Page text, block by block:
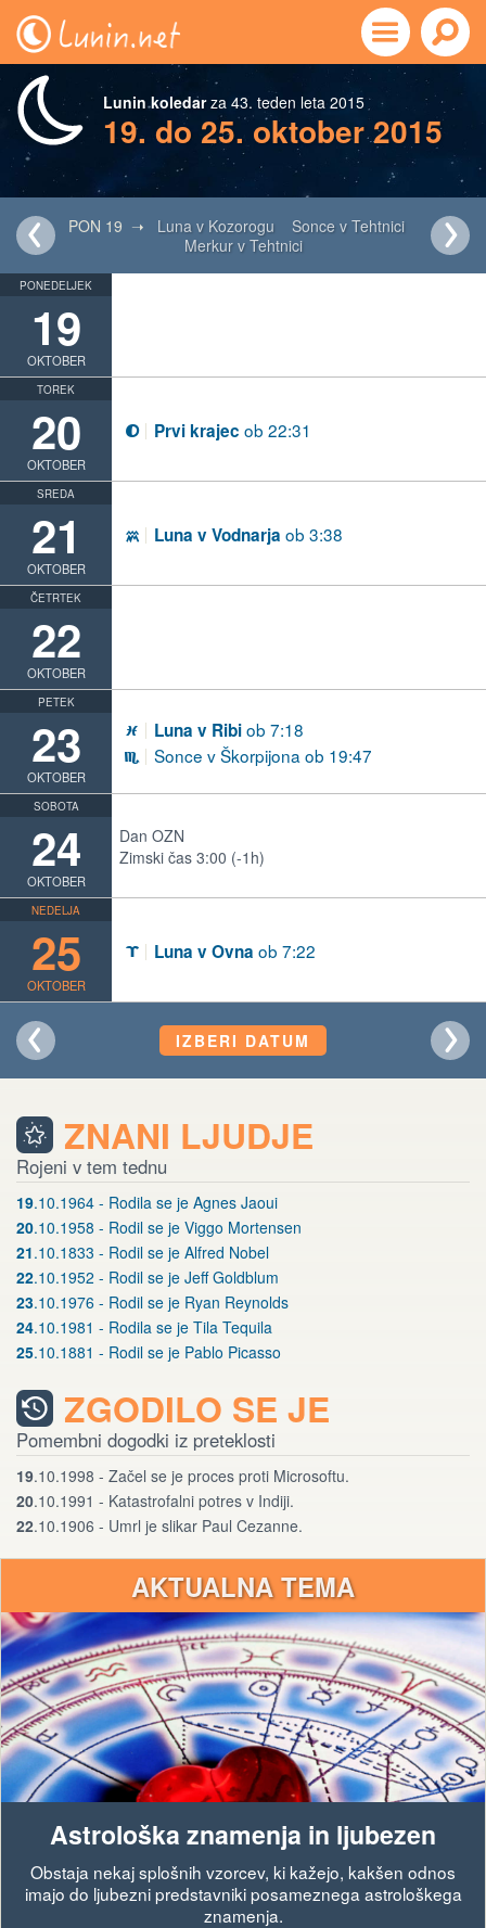
Lunin koledarza 43. teden leta 2015
19. do 25. oktober 2015
PON 19 ➝ Luna v Kozorogu
Sonce v Tehtnici
Merkur v Tehtnici
PONEDELJEK
19
OKTOBER
TOREK
20
OKTOBER
T Prvi krajec ob 22:31
SREDA
21
OKTOBER
K Luna v Vodnarja ob 3:38
ČETRTEK
22
OKTOBER
PETEK
23
OKTOBER
L Luna v Ribiob 7:18
H Sonce v Škorpijona ob 19:47
SOBOTA
24
OKTOBER
Dan OZN
Zimski čas 3:00 (-1h)
NEDELJA
25
OKTOBER
A Luna v Ovna ob 7:22
IZBERI DATUM
ZNANI LJUDJE
Rojeni v tem tednu
19.10.1964 - Rodila se je Agnes Jaoui
20.10.1958 - Rodil se je Viggo Mortensen
21.10.1833 - Rodil se je Alfred Nobel
22.10.1952 - Rodil se je Jeff Goldblum
23.10.1976 - Rodil se je Ryan Reynolds
24.10.1981 - Rodila se je Tila Tequila
25.10.1881 - Rodil se je Pablo Picasso
ZGODILO SE JE
Pomembni dogodki iz preteklosti
19.10.1998 - Začel se je proces proti Microsoftu.
20.10.1991 - Katastrofalni potres v Indiji.
22.10.1906 - Umrl je slikar Paul Cezanne.
AKTUALNA TEMA
Astrološka znamenja in ljubezen
Obstaja nekaj splošnih vzorcev, ki kažejo, kakšen odnos
imajo do ljubezni predstavniki posameznega astrološkega
znamenja.